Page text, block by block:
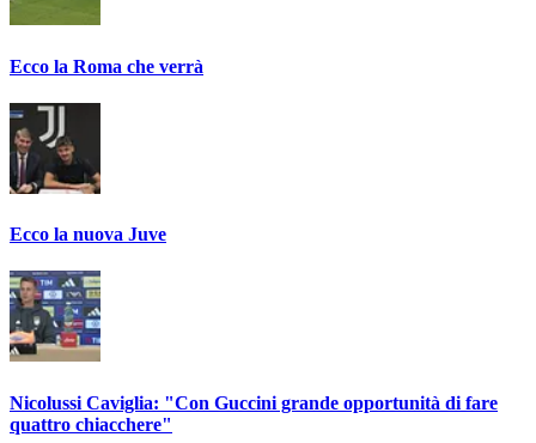
Ecco la Roma che verrà
Ecco la nuova Juve
Nicolussi Caviglia: "Con Guccini grande opportunità di fare
quattro chiacchere"